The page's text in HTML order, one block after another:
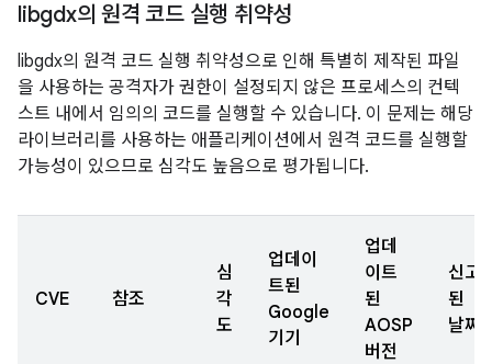
libgdx의 원격 코드 실행 취약성
libgdx의 원격 코드 실행 취약성으로 인해 특별히 제작된 파일
을 사용하는 공격자가 권한이 설정되지 않은 프로세스의 컨텍
스트 내에서 임의의 코드를 실행할 수 있습니다. 이 문제는 해당
라이브러리를 사용하는 애플리케이션에서 원격 코드를 실행할
가능성이 있으므로 심각도 높음으로 평가됩니다.
CVE 참조
심
각
도
업데이
트된
Google
기기
업데
이트
된
AOSP
버전
신고
된
날짜